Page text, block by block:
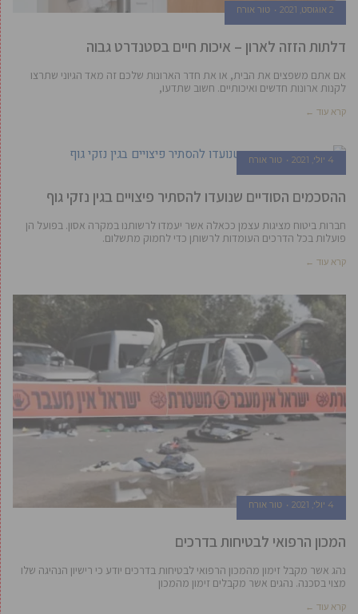
2 אוגוסט, 2021 טור אורח
דלתות הזזה לארון – איכות חיים בסטנדרט גבוה
אם אתם משפצים את הבית, או את חדר הארונות שלכם זה מאד הגיוני שתרצו
לקנות ארונות חדשים ואיכותיים. חשוב שתדעו,
קרא עוד ←
4 יולי, 2021 טור אורח
ההסכמים הסודיים שנועדו להסתיר פיצויים בגין נזקי גוף
חברות ביטוח מציגות עצמן ככאלה אשר יעמדו לרשותנו במקרה אסון. בפועל הן
פועלות בכל הדרכים העומדות לרשותן כדי לחמוק מתשלום.
קרא עוד ←
4 יולי, 2021 טור אורח
המכון הרפואי לבטיחות בדרכים
נהג אשר מקבל זימון מהמכון הרפואי לבטיחות בדרכים יודע כי רישיון הנהיגה שלו
מצוי בסכנה. נהגים אשר מקבלים זימון מהמכון
קרא עוד ←